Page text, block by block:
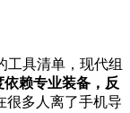
工具清单，现代组
依赖专业装备，反
很多人离了手机导